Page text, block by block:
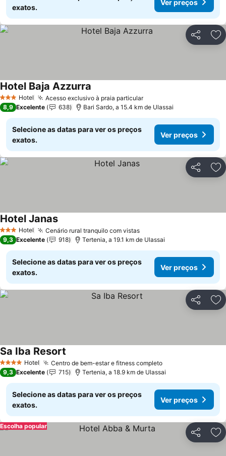
exatos.
Ver preços
Partilhar
3 EstrelasHotel Acesso exclusivo à praia particularVer preços
Hotel Baja Azzurra
8,9 Excelente 638 Bari Sardo, a 15.4 km de Ulassai
Selecione as datas para ver os preços
exatos.
Ver preços
Partilhar
3 EstrelasHotel Cenário rural tranquilo com vistasVer preços
Hotel JanasVer preços
9,3 Excelente 918 Tertenia, a 19.1 km de Ulassai
Selecione as datas para ver os preços
exatos.
Ver preços
Partilhar
4 EstrelasHotel Centro de bem-estar e fitness completoVer preços
Sa Iba Resort
9,3 Excelente 715 Tertenia, a 18.9 km de Ulassai
Selecione as datas para ver os preços
exatos.
Ver preços
Partilhar
Escolha popular